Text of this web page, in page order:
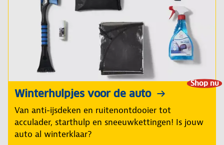
Shop nu
Winterhulpjes voor de auto
Van anti-ijsdeken en ruitenontdooier tot
acculader, starthulp en sneeuwkettingen! Is jouw
auto al winterklaar?